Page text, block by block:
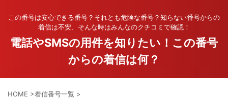
この番号は安心できる番号？それとも危険な番号？知らない番号からの
着信は不安、そんな時はみんなのクチコミで確認！
電話やSMSの用件を知りたい！この番号
からの着信は何？
HOME >着信番号一覧 >